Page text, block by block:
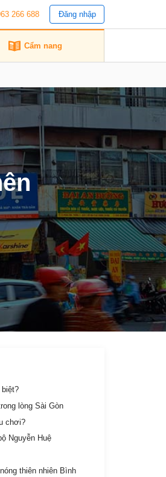
266 688 Đăng nhập
Cẩm nang
lòng Sài Gòn
chơi?
Nguyễn Huệ
thiên nhiên Bình